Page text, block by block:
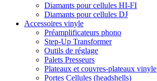
Diamants pour cellules HI-FI
Diamants pour cellules DJ
Accessoires vinyle
Préamplificateurs phono
Step-Up Transformer
Outils de réglage
Palets Presseurs
Plateaux et couvres-plateaux vinyle
Portes Cellules (headshells)